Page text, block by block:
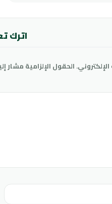
اترك
الحقول الإلزامية مشار